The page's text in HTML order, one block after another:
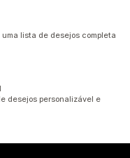
lista de desejos completa
desejos personalizável e